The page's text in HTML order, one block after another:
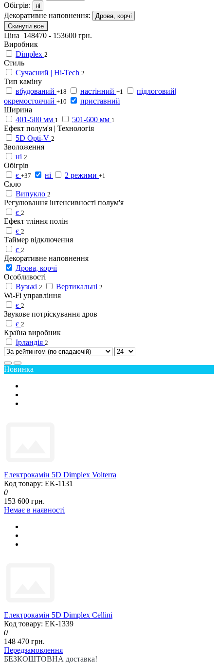
Обігрів: ні
Декоративне наповнення:
Дрова, корчі
Скинути все
Ціна 148470 - 153600 грн.
Виробник
Dimplex 2
Стиль
Сучасний | Hi-Tech 2
Тип каміну
вбудований +18 настінний +1
підлоговий|
окремостоячий +10
приставний
Ширина
401-500 мм 1 501-600 мм 1
Ефект полум'я | Технологія
5D Opti-V 2
Зволоження
ні 2
Обігрів
є +37 ні 2 режими +1
Скло
Випукло 2
Регулювання інтенсивності полум'я
є 2
Ефект тління полін
є 2
Таймер відключення
є 2
Декоративне наповнення
Дрова, корчі
Особливості
Вузькі 2 Вертикальні 2
Wi-Fi управління
є 2
Звукове потріскування дров
є 2
Країна виробник
Ірландія 2
Новинка
Електрокамін 5D Dimplex Volterra
Код товару: EK-1131
0
153 600 грн.
Немає в наявності
Електрокамін 5D Dimplex Cellini
Код товару: EK-1339
0
148 470 грн.
Передзамовлення
БЕЗКОШТОВНА доставка!